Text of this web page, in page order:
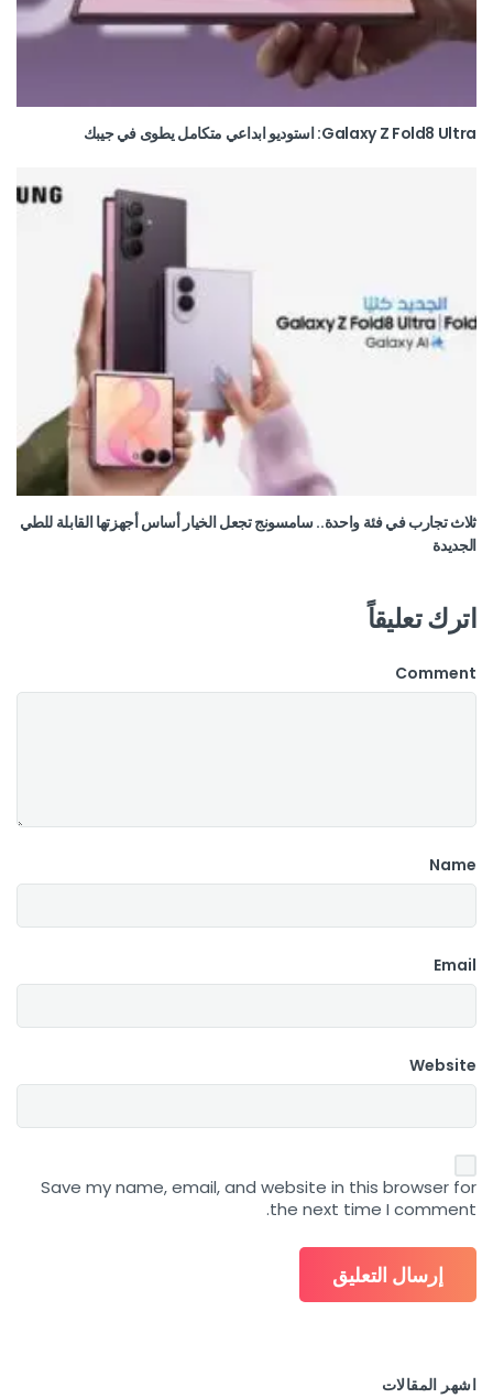
Galaxy Z Fold8 Ultra: استوديو ابداعي متكامل يطوى في جيبك
ثلاث تجارب في فئة واحدة.. سامسونج تجعل الخيار أساس أجهزتها القابلة للطي
الجديدة
اترك تعليقاً
Comment
Name
Email
Website
Save my name, email, and website in this browser for
the next time I comment.
اشهر المقالات